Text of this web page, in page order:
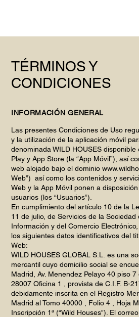
TÉRMINOS Y
CONDICIONES
INFORMACIÓN GENERAL
Las presentes Condiciones de Uso
y la utilización de la aplicación móvil
denominada WILD HOUSES disponible
Play y App Store (la “App Móvil”), así
web alojado bajo el dominio
Web”) así como los contenidos y
Web y la App Móvil ponen a
usuarios (los “Usuarios”).
En cumplimiento del artículo 10 de la
11 de julio, de Servicios de la Sociedad
Información y del Comercio
los siguientes datos identificativos del
Web:
WILD HOUSES GLOBAL S.L. es una
mercantil cuyo domicilio social se
Madrid, Av. Menendez Pelayo 40 piso 7
28007 Oficina 1 , provista de C.I.F. B-
debidamente inscrita en el Registro
Madrid al Tomo 40000 , Folio 4 , Hoja
Inscripción 1ª (“Wild Houses”). El